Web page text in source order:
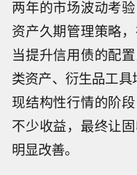
两年的市场波动考
资产久期管理策略
当提升信用债的配
类资产、衍生品工
现结构性行情的阶
不少收益，最终让
明显改善。